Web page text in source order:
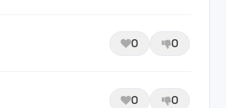
0 0
0 0